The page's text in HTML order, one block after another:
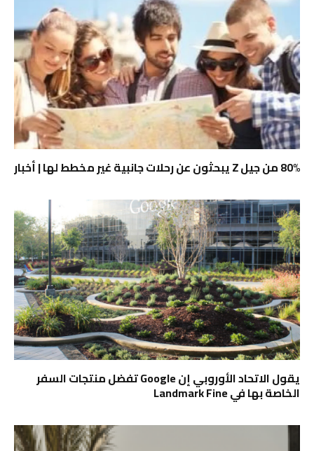
80% من جيل Z يبحثون عن رحلات جانبية غير مخطط لها | أخبار
يقول الاتحاد الأوروبي إن Google تفضل منتجات السفر
الخاصة بها في Landmark Fine